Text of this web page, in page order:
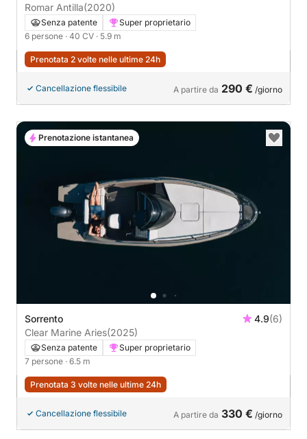
Romar Antilla(2020)
Senza patente
Super proprietario
6 persone · 40 CV · 5.9 m
Prenotata 2 volte nelle ultime 24h
Cancellazione flessibile A partire da 290 € /giorno
Sorrento 4.9(6)
Clear Marine Aries(2025)
Senza patente
Super proprietario
7 persone · 6.5 m
Prenotata 3 volte nelle ultime 24h
Cancellazione flessibile A partire da 330 € /giorno
Prenotazione istantanea